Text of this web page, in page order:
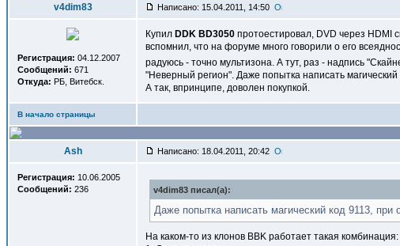
v4dim83 Написано: 15.04.2011, 14:50
Регистрация: 04.12.2007
Сообщений: 671
Откуда: РБ, Витебск.
Купил DDK BD3050 протоестировал, DVD через HDMI
вспомнил, что на форуме много говорили о его
радуюсь - точно мультизона. А тут, раз - надпись
"Неверный регион". Даже попытка написать
А так, впринципе, доволен покупкой.
В начало страницы
Ash Написано: 18.04.2011, 20:42
Регистрация: 10.06.2005
Сообщений: 236 v4dim83 писал(a):
Даже попытка написать магический код 9113, при
На каком-то из клонов BBK работает такая комбинация: